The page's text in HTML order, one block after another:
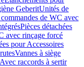
GeberitUnités de
de WC avec
Pièces détachées
avec rinçage forcé
pour Accessoires
Vannes à siège
raccords à sertir